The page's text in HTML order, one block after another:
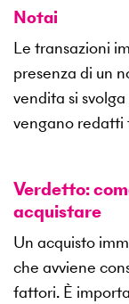
Notai
Le transazioni
presenza di un
vendita si
vengano redatti
Verdetto:
acquistare
Un acquisto
che avviene
fattori. È